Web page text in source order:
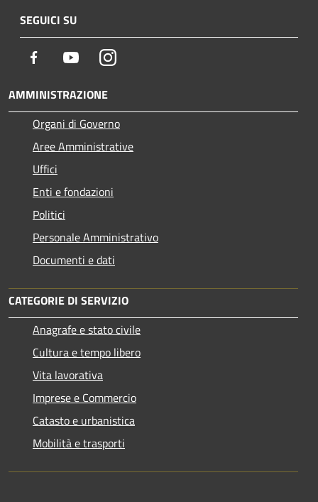
SEGUICI SU
Facebook YoutubeInstagram
AMMINISTRAZIONE
Organi di Governo
Aree Amministrative
Uffici
Enti e fondazioni
Politici
Personale Amministrativo
Documenti e dati
CATEGORIE DI SERVIZIO
Anagrafe e stato civile
Cultura e tempo libero
Vita lavorativa
Imprese e Commercio
Catasto e urbanistica
Mobilità e trasporti